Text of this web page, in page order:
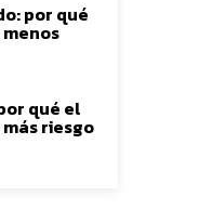
por qué
qué el
más riesgo